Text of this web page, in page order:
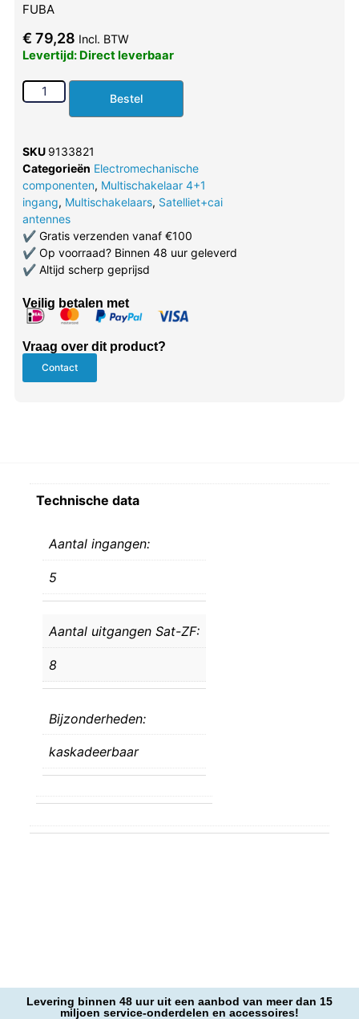
FUBA
€ 79,28 Incl. BTW
Levertijd: Direct leverbaar
Bestel
SKU 9133821
Categorieën Electromechanische
componenten, Multischakelaar 4+1
ingang, Multischakelaars, Satelliet+cai
antennes
✔Gratis verzenden vanaf €100
✔Op voorraad? Binnen 48 uur geleverd
✔Altijd scherp geprijsd
Veilig betalen met
Vraag over dit product?
Contact
Technische data
Aantal ingangen:
5
Aantal uitgangen Sat-ZF:
8
Bijzonderheden:
kaskadeerbaar
Levering binnen 48 uur uit een aanbod van meer dan 15
miljoen service-onderdelen en accessoires!